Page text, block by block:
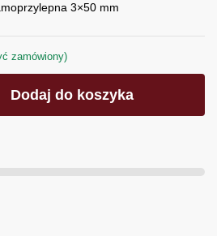
3×50 mm
zamówiony)
Dodaj do koszyka